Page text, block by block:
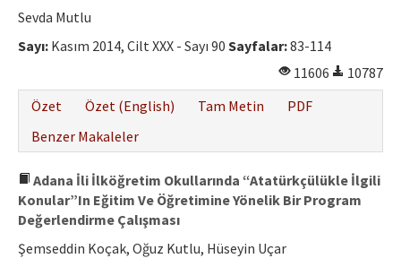
Sevda Mutlu
Sayı: Kasım 2014, Cilt XXX - Sayı 90 Sayfalar:83-114
11606
10787
Özet
Özet (English) Tam Metin
PDF
Benzer Makaleler
Adana İli İlköğretim Okullarında “Atatürkçülükle İlgili
Konular”In Eğitim Ve Öğretimine Yönelik Bir Program
Değerlendirme Çalışması
Şemseddin Koçak, Oğuz Kutlu, Hüseyin Uçar